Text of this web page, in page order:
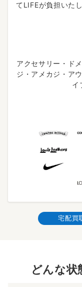
てLIFEが負担いたし
アクセサリー・ド
ジ・アメカジ・ア
イ
宅配買
どんな状